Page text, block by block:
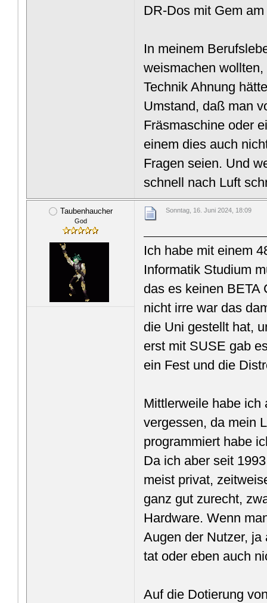
DR-Dos mit Gem
In meinem
weismachen
Technik Ahnung
Umstand, daß man
Fräsmaschine oder
einem dies auch
Fragen seien. Und
schnell nach Luft
Taubenhaucher
God
Sonntag, 16. Juni 2024, 18:09
Ich habe mit einem
Informatik Studium
das es keinen BETA
nicht irre war das
die Uni gestellt hat,
erst mit SUSE gab
ein Fest und die
Mittlerweile habe ich
vergessen, da mein
programmiert habe
Da ich aber seit
meist privat,
ganz gut zurecht,
Hardware. Wenn
Augen der Nutzer,
tat oder eben auch
Auf die Dotierung